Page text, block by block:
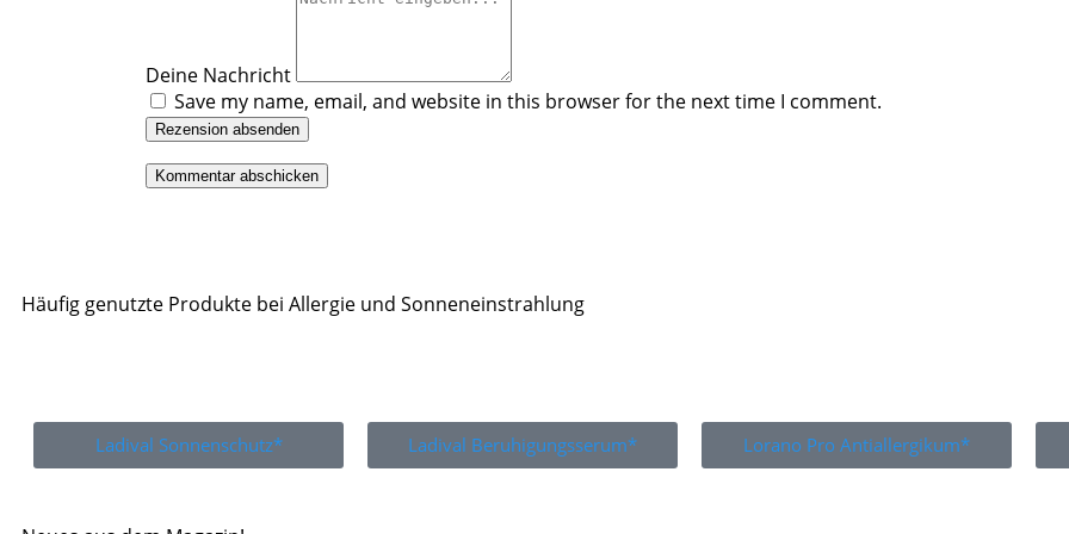
Deine Nachricht
Save my name, email, and website in this browser for the next time I comment.
Rezension absenden
Häufig genutzte Produkte bei Allergie und Sonneneinstrahlung
Ladival Sonnenschutz* Ladival Beruhigungsserum* Lorano Pro Antiallergikum*